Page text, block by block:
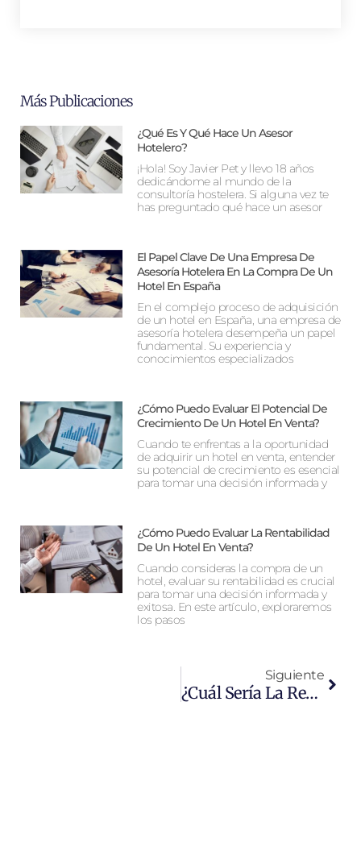
Más Publicaciones
¿Qué Es Y Qué Hace Un Asesor
Hotelero?
¡Hola! Soy Javier Pet y llevo 18 años
dedicándome al mundo de la
consultoría hostelera. Si alguna vez te
has preguntado qué hace un asesor
El Papel Clave De Una Empresa De
Asesoría Hotelera En La Compra De Un
Hotel En España
En el complejo proceso de adquisición
de un hotel en España, una empresa de
asesoría hotelera desempeña un papel
fundamental. Su experiencia y
conocimientos especializados
¿Cómo Puedo Evaluar El Potencial De
Crecimiento De Un Hotel En Venta?
Cuando te enfrentas a la oportunidad
de adquirir un hotel en venta, entender
su potencial de crecimiento es esencial
para tomar una decisión informada y
¿Cómo Puedo Evaluar La Rentabilidad
De Un Hotel En Venta?
Cuando consideras la compra de un
hotel, evaluar su rentabilidad es crucial
para tomar una decisión informada y
exitosa. En este artículo, exploraremos
los pasos
Siguiente
¿Cuál Sería La Rentabilidad De Mi Hotel Si Lo Delego A Una Operadora?